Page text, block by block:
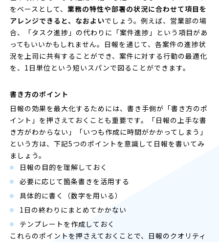
をベースとして、 業務の特性や部署の状況に合わせて項目を
アレンジできると、なおよいでしょう。例えば、営業部の場
合、「タスク進捗」の代わりに「案件進捗」という項目があ
ってもいいかもしれません。日報を通じて、各案件の進捗状
況を上司に共有することができ、案件に対する行動の最適化
を、1日単位という短いスパンで図ることができます。
書き方のポイント
日報の効果を最大化するためには、書き手側が「書き方のポ
イント」を押さえておくことも重要です。「日報の上手な書
き方がわからない」「いつも作成に時間がかかってしまう」
という方は、下記5つのポイントを意識して日報を書いてみ
ましょう。
日報の目的を理解しておく
必要に応じて箇条書きを活用する
具体的に書く（数字を用いる）
1日の終わりにまとめてかかない
テンプレートを作成しておく
これらのポイントを押さえておくことで、日報のクオリティ